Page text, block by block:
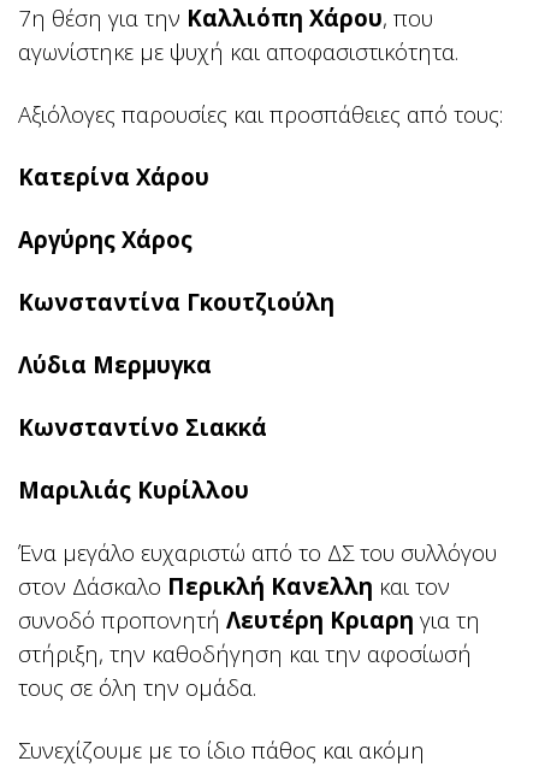
7η θέση για την Καλλιόπη Χάρου, που
αγωνίστηκε με ψυχή και αποφασιστικότητα.
Αξιόλογες παρουσίες και προσπάθειες από τους:
Κατερίνα Χάρου
Αργύρης Χάρος
Κωνσταντίνα Γκουτζιούλη
Λύδια Μερμυγκα
Κωνσταντίνο Σιακκά
Μαριλιάς Κυρίλλου
Ένα μεγάλο ευχαριστώ από το ΔΣ του συλλόγου
στον Δάσκαλο Περικλή Κανελλη και τον
συνοδό προπονητή Λευτέρη Κριαρη για τη
στήριξη, την καθοδήγηση και την αφοσίωσή
τους σε όλη την ομάδα.
Συνεχίζουμε με το ίδιο πάθος και ακόμη